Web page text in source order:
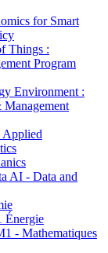
for Smart
Things :
Program
Environment :
Management
AI - Data and
Énergie
- Mathematiques